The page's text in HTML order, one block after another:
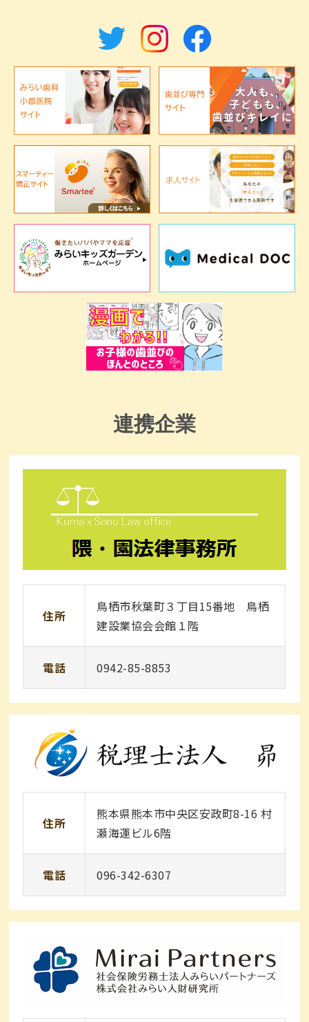
連携企業
住所
鳥栖市秋葉町３丁目15番地 鳥栖
建設業協会会館１階
電話 0942-85-8853
住所
熊本県熊本市中央区安政町8-16 村
瀬海運ビル6階
電話 096-342-6307